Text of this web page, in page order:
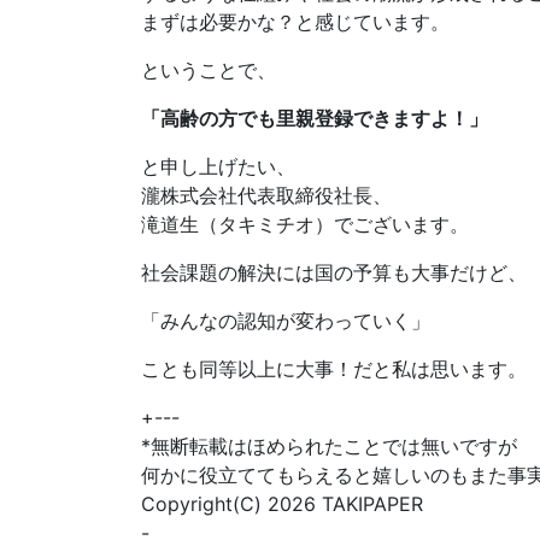
まずは必要かな？と感じています。
ということで、
「高齢の方でも里親登録できますよ！」
と申し上げたい、
瀧株式会社代表取締役社長、
滝道生（タキミチオ）でございます。
社会課題の解決には国の予算も大事だけど、
「みんなの認知が変わっていく」
ことも同等以上に大事！だと私は思います。
+---
*無断転載はほめられたことでは無いですが
何かに役立ててもらえると嬉しいのもまた事
Copyright(C) 2026 TAKIPAPER
-